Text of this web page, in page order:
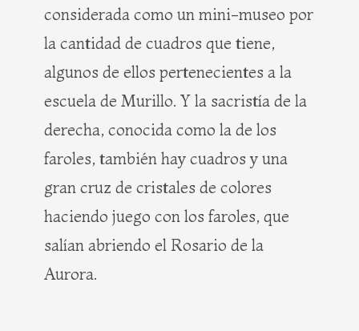
considerada como un mini-museo por
la cantidad de cuadros que tiene,
algunos de ellos pertenecientes a la
escuela de Murillo. Y la sacristía de la
derecha, conocida como la de los
faroles, también hay cuadros y una
gran cruz de cristales de colores
haciendo juego con los faroles, que
salían abriendo el Rosario de la
Aurora.